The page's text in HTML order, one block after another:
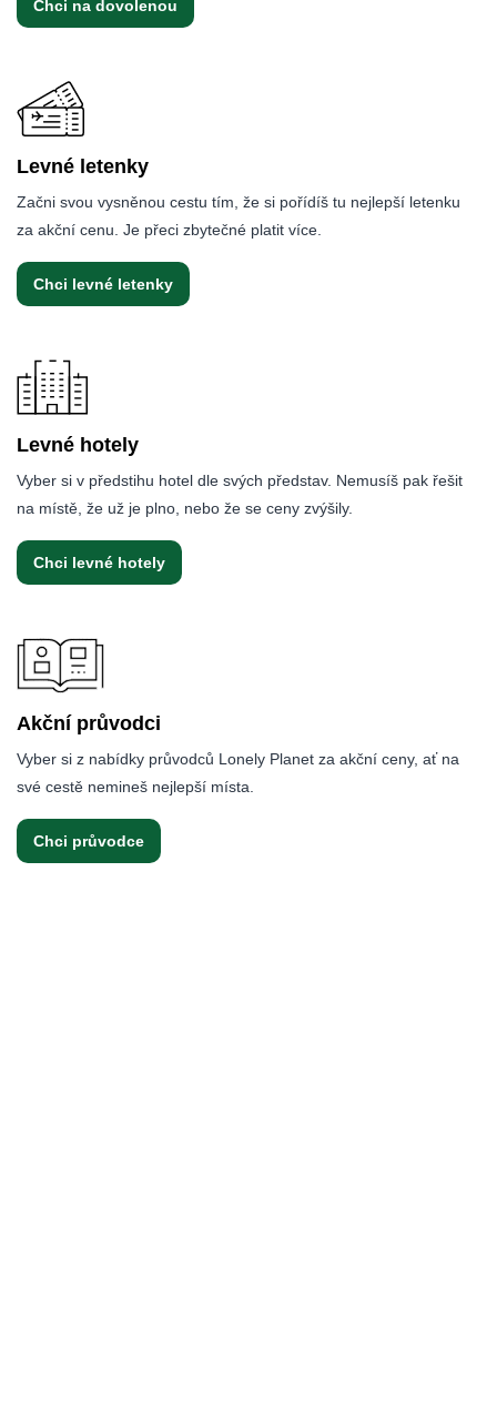
Chci na dovolenou
Levné letenky
Začni svou vysněnou cestu tím, že si pořídíš tu nejlepší letenku
za akční cenu. Je přeci zbytečné platit více.
Chci levné letenky
Levné hotely
Vyber si v předstihu hotel dle svých představ. Nemusíš pak řešit
na místě, že už je plno, nebo že se ceny zvýšily.
Chci levné hotely
Akční průvodci
Vyber si z nabídky průvodců Lonely Planet za akční ceny, ať na
své cestě nemineš nejlepší místa.
Chci průvodce